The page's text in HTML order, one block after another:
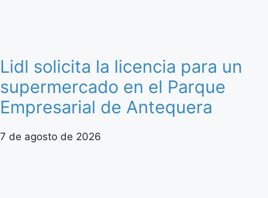
Lidl solicita la licencia para un
supermercado en el Parque
Empresarial de Antequera
7 de agosto de 2026